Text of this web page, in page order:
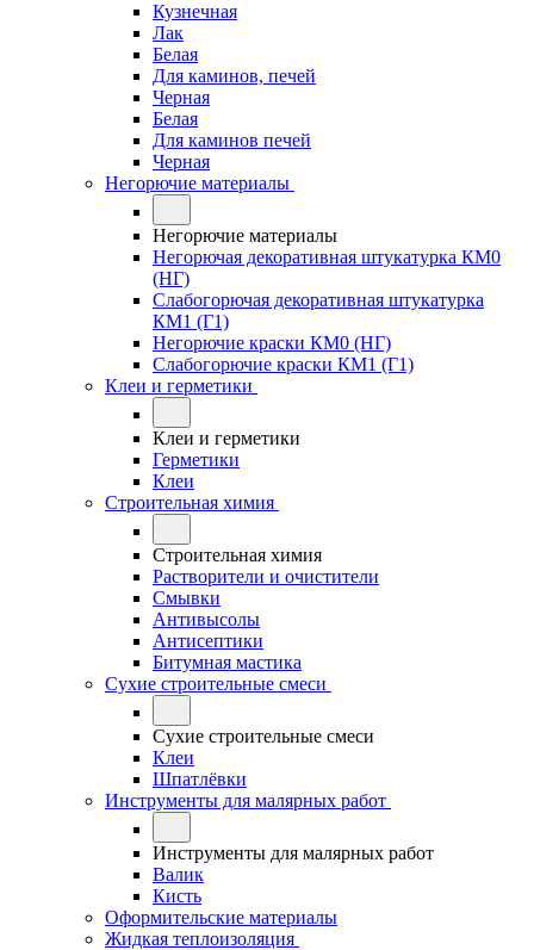
Кузнечная
Лак
Белая
Для каминов, печей
Черная
Белая
Для каминов печей
Черная
Негорючие материалы
Негорючие материалы
Негорючая декоративная штукатурка КМ0
(НГ)
Слабогорючая декоративная штукатурка
КМ1 (Г1)
Негорючие краски КМ0 (НГ)
Слабогорючие краски КМ1 (Г1)
Клеи и герметики
Клеи и герметики
Герметики
Клеи
Строительная химия
Строительная химия
Растворители и очистители
Смывки
Антивысолы
Антисептики
Битумная мастика
Сухие строительные смеси
Сухие строительные смеси
Клеи
Шпатлёвки
Инструменты для малярных работ
Инструменты для малярных работ
Валик
Кисть
Оформительские материалы
Жидкая теплоизоляция